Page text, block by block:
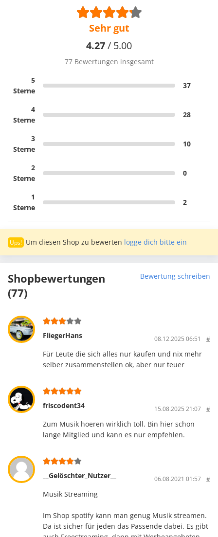
Sehr gut
4.27/ 5.00
77 Bewertungen insgesamt
5
Sterne
37
4
Sterne
28
3
Sterne
10
2
Sterne
0
1
Sterne
2
Um diesen Shop zu bewerten logge dich bitte ein
Shopbewertungen
(77)
Bewertung schreiben
FliegerHans 08.12.2025 06:51 #
Für Leute die sich alles nur kaufen und nix mehr
selber zusammenstellen ok, aber nur teuer
friscodent34 15.08.2025 21:07 #
Zum Musik hoeren wirklich toll. Bin hier schon
lange Mitglied und kann es nur empfehlen.
__Gelöschter_Nutzer__ 06.08.2021 01:57 #
Musik Streaming
Im Shop spotify kann man genug Musik streamen.
Da ist sicher für jeden das Passende dabei. Es gibt